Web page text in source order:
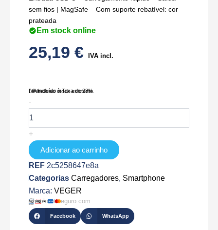
sem fios | MagSafe – Com suporte rebatível: cor
prateada
Em stock online
25,19 € IVA incl.
IVA Incluído à Taxa de 23%
Limitado ao stock existente.
-
de
VG-
Q7
+
Adicionar ao carrinho
REF 2c5258647e8a
Categorias Carregadores, Smartphone
Marca: VEGER
Checkout seguro com
Facebook WhatsApp